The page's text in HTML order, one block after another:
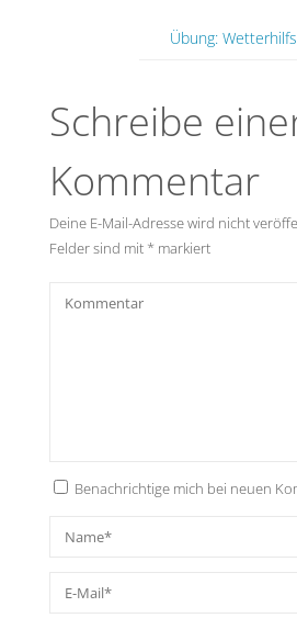
Übung:
Schreibe
Kommentar
Deine E-Mail-Adresse wird nicht
Felder sind mit * markiert
Benachrichtige mich bei neuen